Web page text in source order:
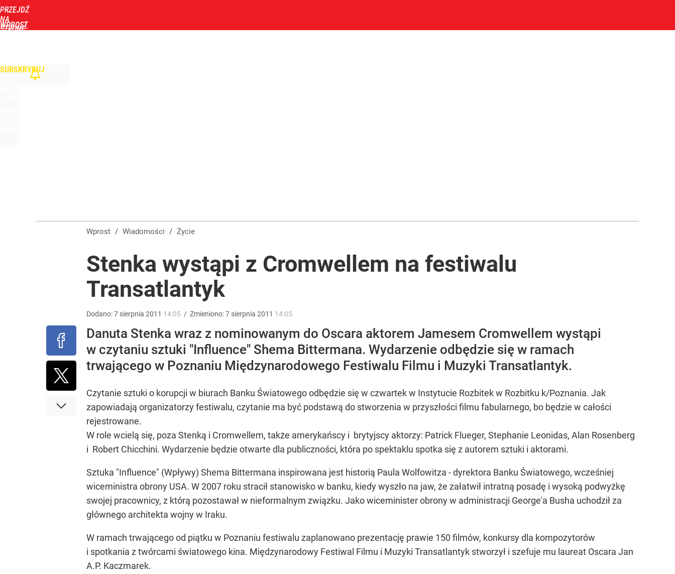
PRZEJDŹ
NA
STRONĘ
WPROST
SUBSKRYBUJ
10
Polacy ocenili Nawrockiego. Posypały się „jedynki”. Jest „ale”
Kluczowy obszar dla Nawrockiego. Wymowne wyniki sondażu
PiS zalicza mocne tąpnięcie, co z Morawieckim? Nowy sondaż
dodaj
Wprost / Wiadomości / Życie
Stenka wystąpi z Cromwellem na festiwalu
Transatlantyk
Dodano:7 sierpnia 2011 14:05 / Zmieniono:7 sierpnia 2011 14:05
Danuta Stenka wraz z nominowanym do Oscara aktorem Jamesem Cromwellem wystąpi
w czytaniu sztuki "Influence" Shema Bittermana. Wydarzenie odbędzie się w ramach
trwającego w Poznaniu Międzynarodowego Festiwalu Filmu i Muzyki Transatlantyk.
Czytanie sztuki o korupcji w biurach Banku Światowego odbędzie się w czwartek w Instytucie Rozbitek w Rozbitku k/Poznania. Jak
zapowiadają organizatorzy festiwalu, czytanie ma być podstawą do stworzenia w przyszłości filmu fabularnego, bo będzie w całości
rejestrowane.
W role wcielą się, poza Stenką i Cromwellem, także amerykańscy i brytyjscy aktorzy: Patrick Flueger, Stephanie Leonidas, Alan Rosenberg
i Robert Chicchini. Wydarzenie będzie otwarte dla publiczności, która po spektaklu spotka się z autorem sztuki i aktorami.
Sztuka "Influence" (Wpływy) Shema Bittermana inspirowana jest historią Paula Wolfowitza - dyrektora Banku Światowego, wcześniej
wiceministra obrony USA. W 2007 roku stracił stanowisko w banku, kiedy wyszło na jaw, że załatwił intratną posadę i wysoką podwyżkę
swojej pracownicy, z którą pozostawał w nieformalnym związku. Jako wiceminister obrony w administracji George'a Busha uchodził za
głównego architekta wojny w Iraku.
W ramach trwającego od piątku w Poznaniu festiwalu zaplanowano prezentację prawie 150 filmów, konkursy dla kompozytorów
i spotkania z twórcami światowego kina. Międzynarodowy Festiwal Filmu i Muzyki Transatlantyk stworzył i szefuje mu laureat Oscara Jan
A.P. Kaczmarek.